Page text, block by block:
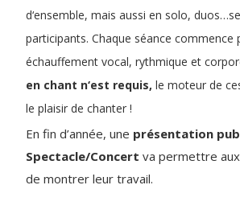
d‘ensemble, mais aussi en solo,
participants. Chaque séance commence
échauffement vocal, rythmique et
en chant n‘est requis, le moteur de
le plaisir de chanter !
En fin d’année, une présentation
Spectacle/Concert va permettre
de montrer leur travail.